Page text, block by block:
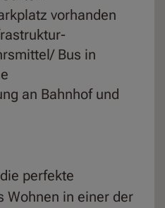
vorhanden
Bus in
an Bahnhof und
perfekte
Wohnen in einer der